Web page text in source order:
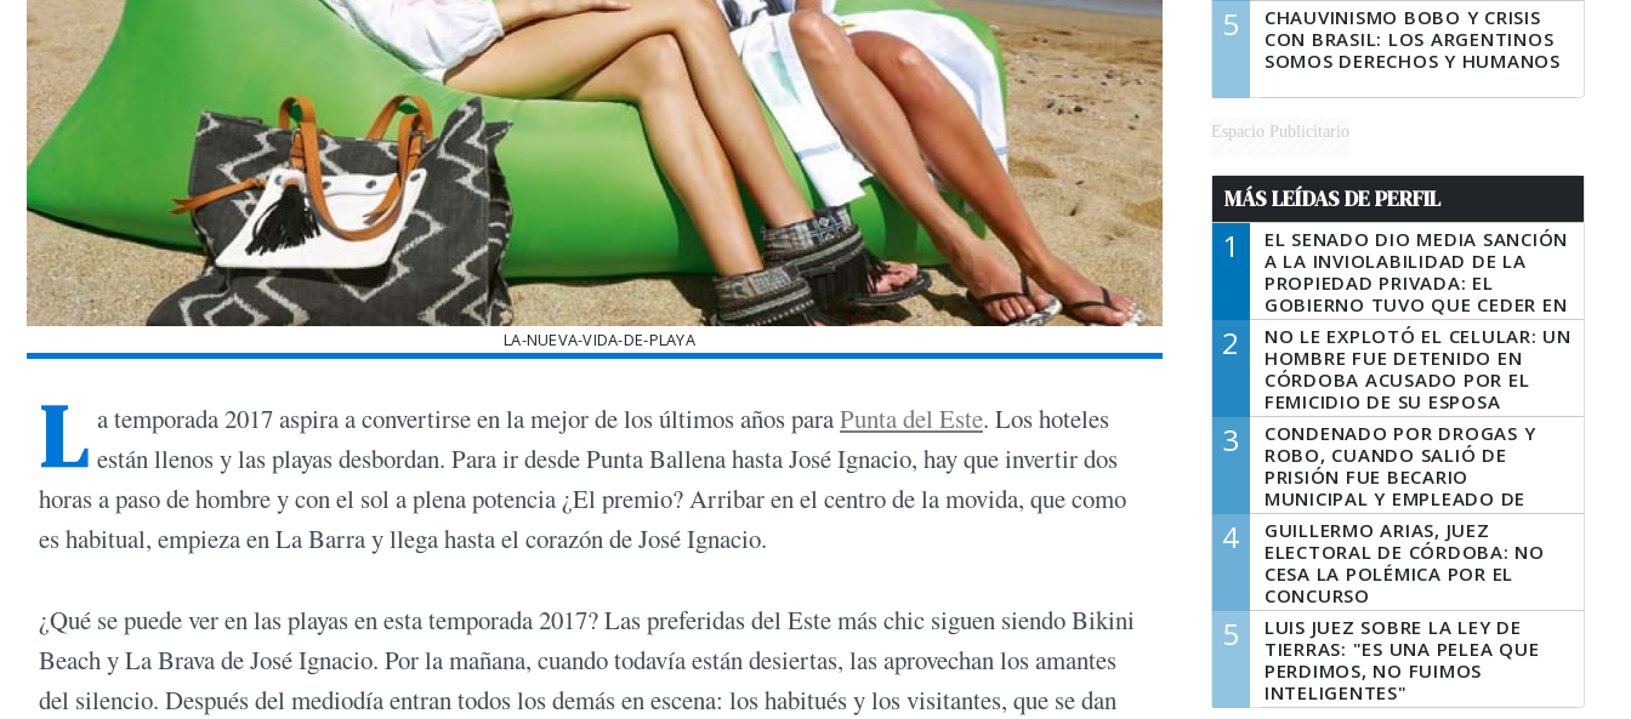
LA-NUEVA-VIDA-DE-PLAYA
L a temporada 2017 aspira a convertirse en la mejor de los últimos años paraPunta del Este. Los hoteles
están llenos y las playas desbordan. Para ir desde Punta Ballena hasta José Ignacio, hay que invertir dos
horas a paso de hombre y con el sol a plena potencia ¿El premio? Arribar en el centro de la movida, que como
es habitual, empieza en La Barra y llega hasta el corazón de José Ignacio.
¿Qué se puede ver en las playas en esta temporada 2017? Las preferidas del Este más chic siguen siendo Bikini
Beach y La Brava de José Ignacio. Por la mañana, cuando todavía están desiertas, las aprovechan los amantes
del silencio. Después del mediodía entran todos los demás en escena: los habitués y los visitantes, que se dan
5
CHAUVINISMO BOBO Y CRISIS
CON BRASIL: LOS ARGENTINOS
SOMOS DERECHOS Y HUMANOS
Espacio Publicitario
MÁS LEÍDAS DE PERFIL
1
EL SENADO DIO MEDIA SANCIÓN
A LA INVIOLABILIDAD DE LA
PROPIEDAD PRIVADA: EL
GOBIERNO TUVO QUE CEDER EN
LA LEY DEL MANEJO DEL FUEGO
2
NO LE EXPLOTÓ EL CELULAR: UN
HOMBRE FUE DETENIDO EN
CÓRDOBA ACUSADO POR EL
FEMICIDIO DE SU ESPOSA
3
CONDENADO POR DROGAS Y
ROBO, CUANDO SALIÓ DE
PRISIÓN FUE BECARIO
MUNICIPAL Y EMPLEADO DE
SENAF
4
GUILLERMO ARIAS, JUEZ
ELECTORAL DE CÓRDOBA: NO
CESA LA POLÉMICA POR EL
CONCURSO
5
LUIS JUEZ SOBRE LA LEY DE
TIERRAS: "ES UNA PELEA QUE
PERDIMOS, NO FUIMOS
INTELIGENTES"